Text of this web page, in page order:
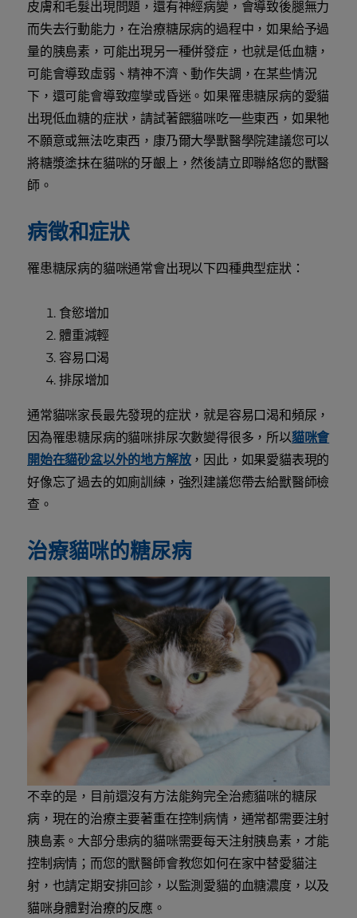
皮膚和毛髮出現問題，還有神經病變，會導致後腿無力
而失去行動能力，在治療糖尿病的過程中，如果給予過
量的胰島素，可能出現另一種併發症，也就是低血糖，
可能會導致虛弱、精神不濟、動作失調，在某些情況
下，還可能會導致痙孿或昏迷。如果罹患糖尿病的愛貓
出現低血糖的症狀，請試著餵貓咪吃一些東西，如果牠
不願意或無法吃東西，康乃爾大學獸醫學院建議您可以
將糖漿塗抹在貓咪的牙齦上，然後請立即聯絡您的獸醫
師。
病徵和症狀
罹患糖尿病的貓咪通常會出現以下四種典型症狀：
食慾增加
體重減輕
容易口渴
排尿增加
通常貓咪家長最先發現的症狀，就是容易口渴和頻尿，
因為罹患糖尿病的貓咪排尿次數變得很多，所以貓咪會
開始在貓砂盆以外的地方解放，因此，如果愛貓表現的
好像忘了過去的如廁訓練，強烈建議您帶去給獸醫師檢
查。
治療貓咪的糖尿病
不幸的是，目前還沒有方法能夠完全治癒貓咪的糖尿
病，現在的治療主要著重在控制病情，通常都需要注射
胰島素。大部分患病的貓咪需要每天注射胰島素，才能
控制病情；而您的獸醫師會教您如何在家中替愛貓注
射，也請定期安排回診，以監測愛貓的血糖濃度，以及
貓咪身體對治療的反應。